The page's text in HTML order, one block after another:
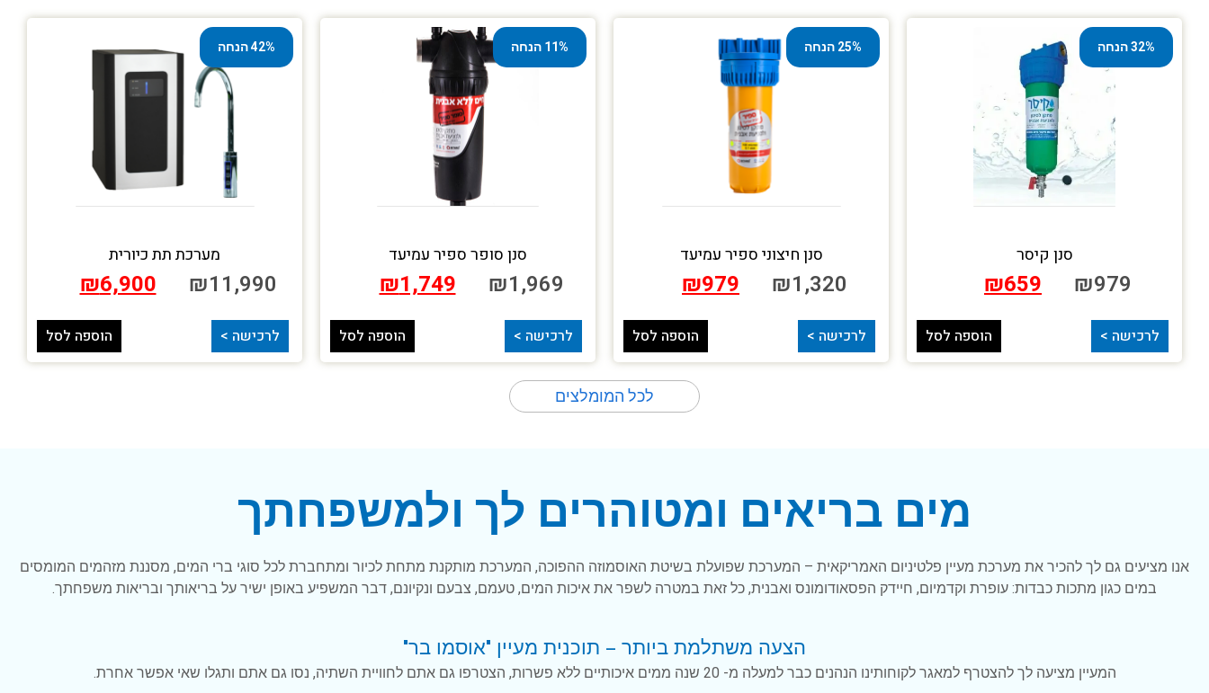
32% הנחה
סנן קיסר
₪979
₪659
הוספה לסל לרכישה >
25% הנחה
סנן חיצוני ספיר עמיעד
₪1,320
₪979
הוספה לסל לרכישה >
11% הנחה
סנן סופר ספיר עמיעד
₪1,969
₪1,749
הוספה לסל לרכישה >
42% הנחה
מערכת תת כיורית
₪11,990
₪6,900
הוספה לסל לרכישה >
לכל המומלצים
מים בריאים ומטוהרים לך ולמשפחתך
אנו מציעים גם לך להכיר את מערכת מעיין פלטיניום האמריקאית – המערכת שפועלת בשיטת האוסמוזה ההפוכה, המערכת מותקנת מתחת לכיור ומתחברת לכל סוגי ברי המים, מסננת מזהמים המומסים
במים כגון מתכות כבדות: עופרת וקדמיום, חיידק הפסאודומונס ואבנית, כל זאת במטרה לשפר את איכות המים, טעמם, צבעם ונקיונם, דבר המשפיע באופן ישיר על בריאותך ובריאות משפחתך.
הצעה משתלמת ביותר – תוכנית מעיין "אוסמו בר"
המעיין מציעה לך להצטרף למאגר לקוחותינו הנהנים כבר למעלה מ- 20 שנה ממים איכותיים ללא פשרות, הצטרפו גם אתם לחוויית השתיה, נסו גם אתם ותגלו שאי אפשר אחרת.